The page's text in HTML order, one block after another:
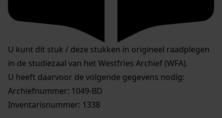
U kunt dit stuk / deze stukken in origineel raadplegen
in de studiezaal van het Westfries Archief (WFA).
U heeft daarvoor de volgende gegevens nodig:
Archiefnummer: 1049-BD
Inventarisnummer: 1338